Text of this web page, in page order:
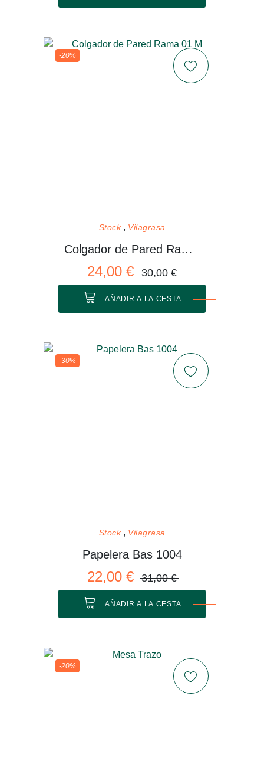
-20%
Stock Vilagrasa
Colgador de Pared Rama 01 M
24,00 € 30,00 €
AÑADIR A LA CESTA
-30%
Stock Vilagrasa
Papelera Bas 1004
22,00 € 31,00 €
AÑADIR A LA CESTA
-20%